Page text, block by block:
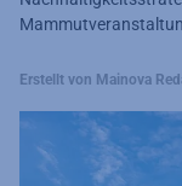
Erstellt von Mainova